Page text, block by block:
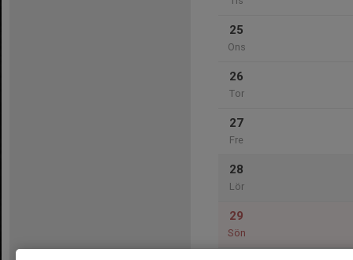
25
Ons
26
Tor
27
Fre
28
Lör
29
Sön